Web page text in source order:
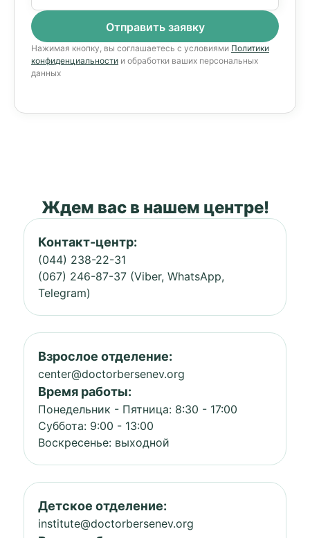
Нажимая кнопку, вы соглашаетесь с условиями Политики
конфиденциальности и обработки ваших персональных
данных
Ждем вас в нашем центре!
Контакт-центр:
(044) 238-22-31
(067) 246-87-37 (Viber, WhatsApp,
Telegram)
Взрослое отделение:
center@doctorbersenev.org
Время работы:
Понедельник - Пятница: 8:30 - 17:00
Суббота: 9:00 - 13:00
Воскресенье: выходной
Детское отделение:
institute@doctorbersenev.org